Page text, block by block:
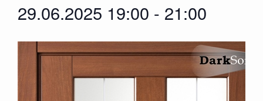
29.06.2025 19:00 - 21:00